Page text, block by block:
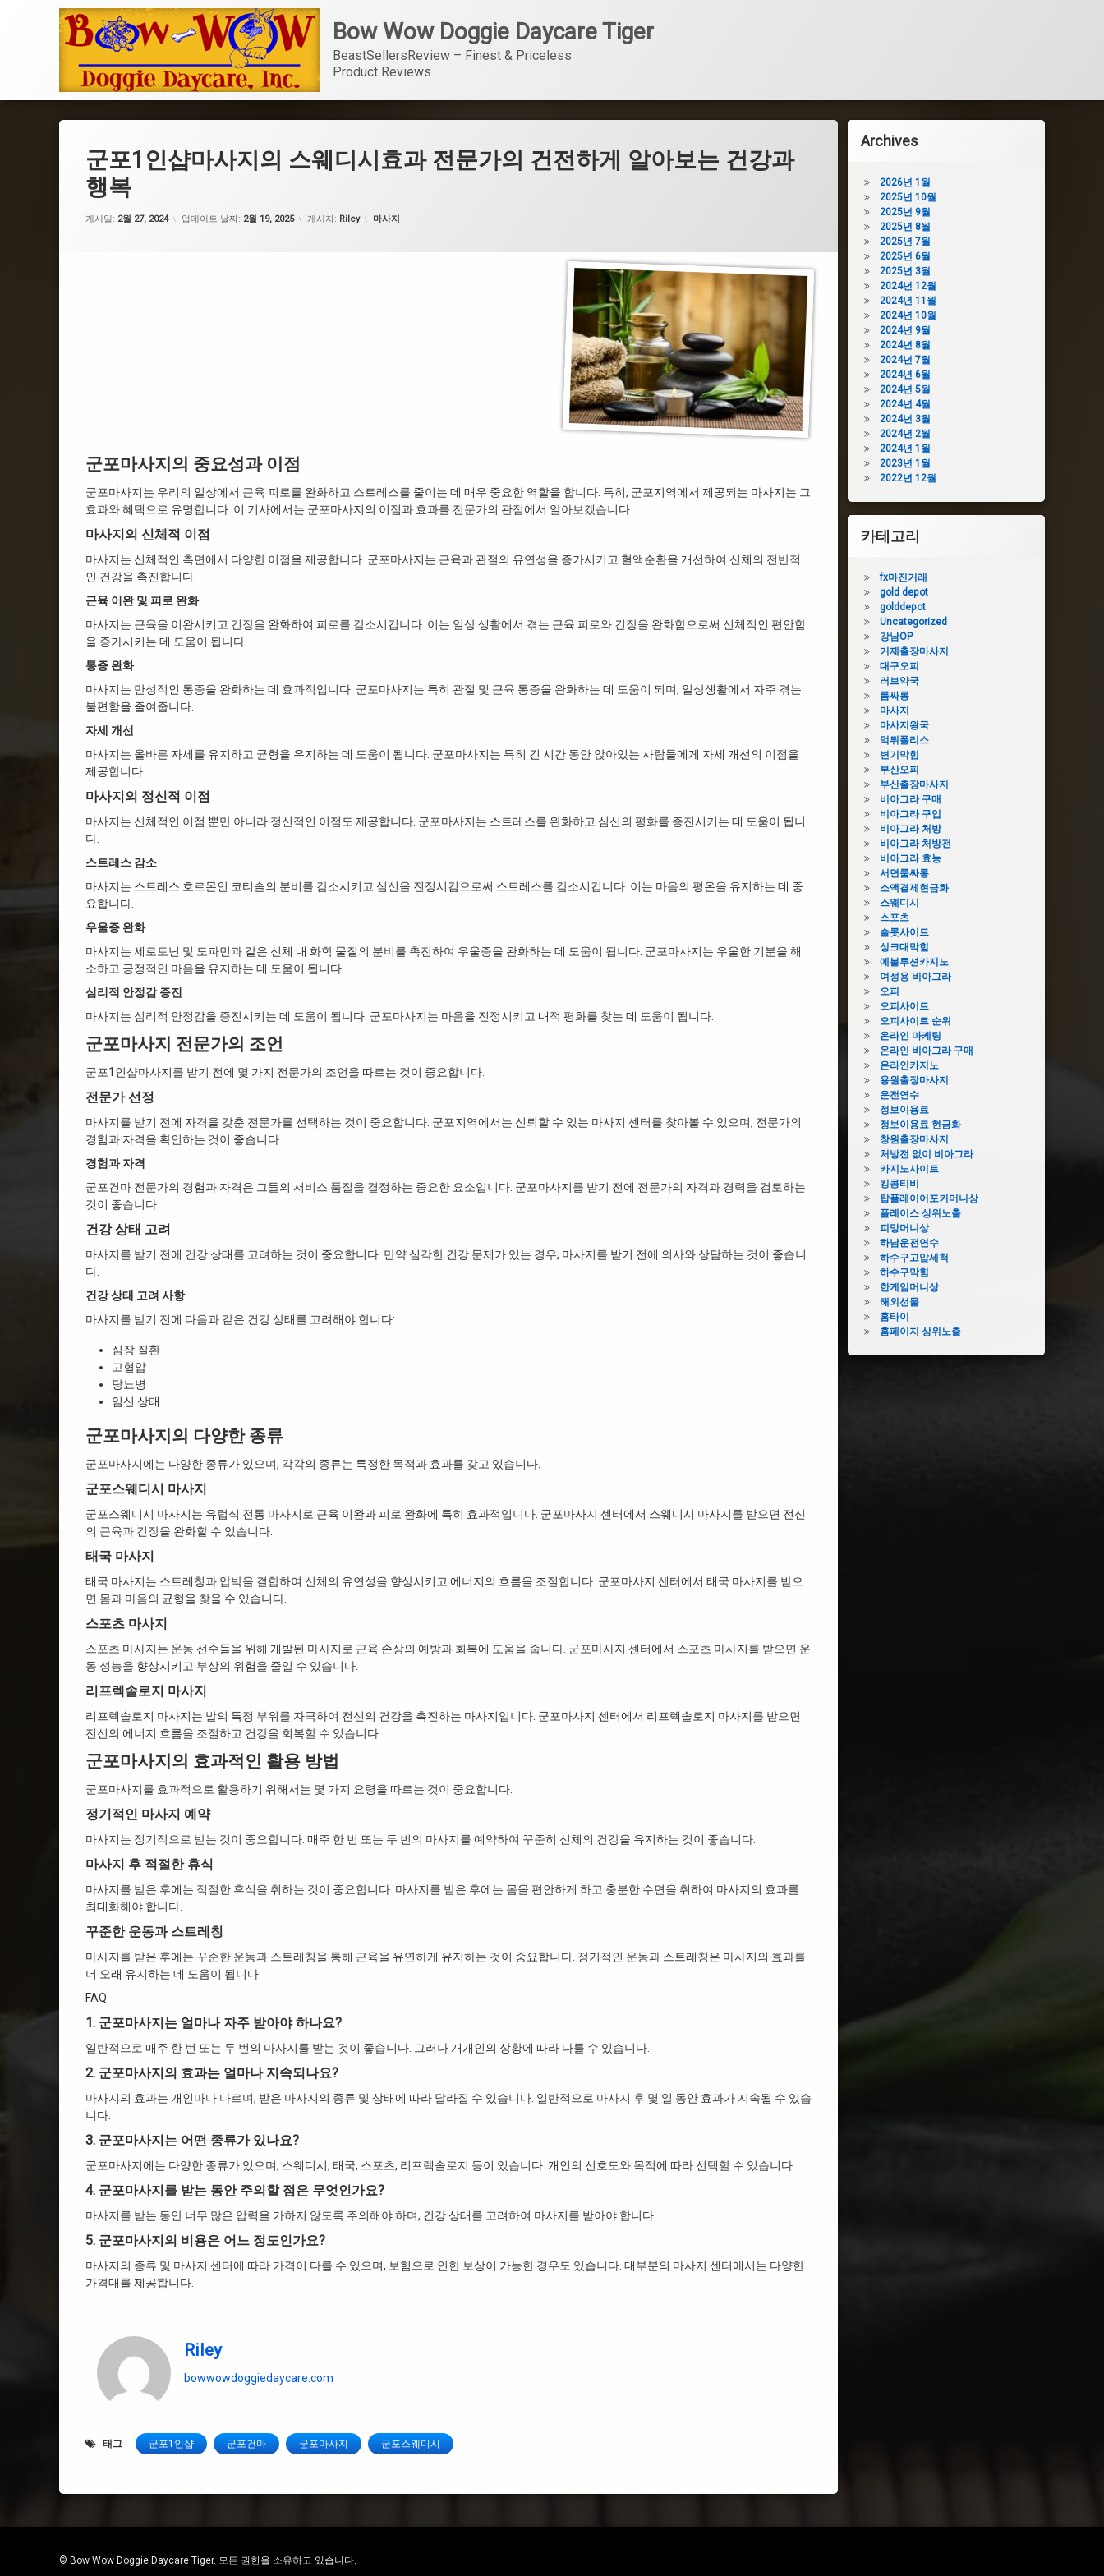
Bow Wow Doggie Daycare Tiger
BeastSellersReview – Finest & Priceless
Product Reviews
군포1인샵마사지의 스웨디시효과 전문가의 건전하게 알아보는 건강과
행복
게시일: 2월 27, 2024 업데이트 날짜: 2월 19, 2025 게시자: Riley 카테고리:
마사지
군포마사지의 중요성과 이점
군포마사지는 우리의 일상에서 근육 피로를 완화하고 스트레스를 줄이는 데 매우 중요한 역할을 합니다. 특히, 군포지역에서 제공되는 마사지는 그
효과와 혜택으로 유명합니다. 이 기사에서는 군포마사지의 이점과 효과를 전문가의 관점에서 알아보겠습니다.
마사지의 신체적 이점
마사지는 신체적인 측면에서 다양한 이점을 제공합니다. 군포마사지는 근육과 관절의 유연성을 증가시키고 혈액순환을 개선하여 신체의 전반적
인 건강을 촉진합니다.
근육 이완 및 피로 완화
마사지는 근육을 이완시키고 긴장을 완화하여 피로를 감소시킵니다. 이는 일상 생활에서 겪는 근육 피로와 긴장을 완화함으로써 신체적인 편안함
을 증가시키는 데 도움이 됩니다.
통증 완화
마사지는 만성적인 통증을 완화하는 데 효과적입니다. 군포마사지는 특히 관절 및 근육 통증을 완화하는 데 도움이 되며, 일상생활에서 자주 겪는
불편함을 줄여줍니다.
자세 개선
마사지는 올바른 자세를 유지하고 균형을 유지하는 데 도움이 됩니다. 군포마사지는 특히 긴 시간 동안 앉아있는 사람들에게 자세 개선의 이점을
제공합니다.
마사지의 정신적 이점
마사지는 신체적인 이점 뿐만 아니라 정신적인 이점도 제공합니다. 군포마사지는 스트레스를 완화하고 심신의 평화를 증진시키는 데 도움이 됩니
다.
스트레스 감소
마사지는 스트레스 호르몬인 코티솔의 분비를 감소시키고 심신을 진정시킴으로써 스트레스를 감소시킵니다. 이는 마음의 평온을 유지하는 데 중
요합니다.
우울증 완화
마사지는 세로토닌 및 도파민과 같은 신체 내 화학 물질의 분비를 촉진하여 우울증을 완화하는 데 도움이 됩니다. 군포마사지는 우울한 기분을 해
소하고 긍정적인 마음을 유지하는 데 도움이 됩니다.
심리적 안정감 증진
마사지는 심리적 안정감을 증진시키는 데 도움이 됩니다. 군포마사지는 마음을 진정시키고 내적 평화를 찾는 데 도움이 됩니다.
군포마사지 전문가의 조언
군포1인샵마사지를 받기 전에 몇 가지 전문가의 조언을 따르는 것이 중요합니다.
전문가 선정
마사지를 받기 전에 자격을 갖춘 전문가를 선택하는 것이 중요합니다. 군포지역에서는 신뢰할 수 있는 마사지 센터를 찾아볼 수 있으며, 전문가의
경험과 자격을 확인하는 것이 좋습니다.
경험과 자격
군포건마 전문가의 경험과 자격은 그들의 서비스 품질을 결정하는 중요한 요소입니다. 군포마사지를 받기 전에 전문가의 자격과 경력을 검토하는
것이 좋습니다.
건강 상태 고려
마사지를 받기 전에 건강 상태를 고려하는 것이 중요합니다. 만약 심각한 건강 문제가 있는 경우, 마사지를 받기 전에 의사와 상담하는 것이 좋습니
다.
건강 상태 고려 사항
마사지를 받기 전에 다음과 같은 건강 상태를 고려해야 합니다:
심장 질환
고혈압
당뇨병
임신 상태
군포마사지의 다양한 종류
군포마사지에는 다양한 종류가 있으며, 각각의 종류는 특정한 목적과 효과를 갖고 있습니다.
군포스웨디시 마사지
군포스웨디시 마사지는 유럽식 전통 마사지로 근육 이완과 피로 완화에 특히 효과적입니다. 군포마사지 센터에서 스웨디시 마사지를 받으면 전신
의 근육과 긴장을 완화할 수 있습니다.
태국 마사지
태국 마사지는 스트레칭과 압박을 결합하여 신체의 유연성을 향상시키고 에너지의 흐름을 조절합니다. 군포마사지 센터에서 태국 마사지를 받으
면 몸과 마음의 균형을 찾을 수 있습니다.
스포츠 마사지
스포츠 마사지는 운동 선수들을 위해 개발된 마사지로 근육 손상의 예방과 회복에 도움을 줍니다. 군포마사지 센터에서 스포츠 마사지를 받으면 운
동 성능을 향상시키고 부상의 위험을 줄일 수 있습니다.
리프렉솔로지 마사지
리프렉솔로지 마사지는 발의 특정 부위를 자극하여 전신의 건강을 촉진하는 마사지입니다. 군포마사지 센터에서 리프렉솔로지 마사지를 받으면
전신의 에너지 흐름을 조절하고 건강을 회복할 수 있습니다.
군포마사지의 효과적인 활용 방법
군포마사지를 효과적으로 활용하기 위해서는 몇 가지 요령을 따르는 것이 중요합니다.
정기적인 마사지 예약
마사지는 정기적으로 받는 것이 중요합니다. 매주 한 번 또는 두 번의 마사지를 예약하여 꾸준히 신체의 건강을 유지하는 것이 좋습니다.
마사지 후 적절한 휴식
마사지를 받은 후에는 적절한 휴식을 취하는 것이 중요합니다. 마사지를 받은 후에는 몸을 편안하게 하고 충분한 수면을 취하여 마사지의 효과를
최대화해야 합니다.
꾸준한 운동과 스트레칭
마사지를 받은 후에는 꾸준한 운동과 스트레칭을 통해 근육을 유연하게 유지하는 것이 중요합니다. 정기적인 운동과 스트레칭은 마사지의 효과를
더 오래 유지하는 데 도움이 됩니다.
FAQ
1. 군포마사지는 얼마나 자주 받아야 하나요?
일반적으로 매주 한 번 또는 두 번의 마사지를 받는 것이 좋습니다. 그러나 개개인의 상황에 따라 다를 수 있습니다.
2. 군포마사지의 효과는 얼마나 지속되나요?
마사지의 효과는 개인마다 다르며, 받은 마사지의 종류 및 상태에 따라 달라질 수 있습니다. 일반적으로 마사지 후 몇 일 동안 효과가 지속될 수 있습
니다.
3. 군포마사지는 어떤 종류가 있나요?
군포마사지에는 다양한 종류가 있으며, 스웨디시, 태국, 스포츠, 리프렉솔로지 등이 있습니다. 개인의 선호도와 목적에 따라 선택할 수 있습니다.
4. 군포마사지를 받는 동안 주의할 점은 무엇인가요?
마사지를 받는 동안 너무 많은 압력을 가하지 않도록 주의해야 하며, 건강 상태를 고려하여 마사지를 받아야 합니다.
5. 군포마사지의 비용은 어느 정도인가요?
마사지의 종류 및 마사지 센터에 따라 가격이 다를 수 있으며, 보험으로 인한 보상이 가능한 경우도 있습니다. 대부분의 마사지 센터에서는 다양한
가격대를 제공합니다.
Riley
bowwowdoggiedaycare.com
태그 군포1인샵 군포건마 군포마사지 군포스웨디시
Archives
2026년 1월
2025년 10월
2025년 9월
2025년 8월
2025년 7월
2025년 6월
2025년 3월
2024년 12월
2024년 11월
2024년 10월
2024년 9월
2024년 8월
2024년 7월
2024년 6월
2024년 5월
2024년 4월
2024년 3월
2024년 2월
2024년 1월
2023년 1월
2022년 12월
카테고리
fx마진거래
gold depot
golddepot
Uncategorized
강남OP
거제출장마사지
대구오피
러브약국
룸싸롱
마사지
마사지왕국
먹튀폴리스
변기막힘
부산오피
부산출장마사지
비아그라 구매
비아그라 구입
비아그라 처방
비아그라 처방전
비아그라 효능
서면룸싸롱
소액결제현금화
스웨디시
스포츠
슬롯사이트
싱크대막힘
에볼루션카지노
여성용 비아그라
오피
오피사이트
오피사이트 순위
온라인 마케팅
온라인 비아그라 구매
온라인카지노
용원출장마사지
운전연수
정보이용료
정보이용료 현금화
창원출장마사지
처방전 없이 비아그라
카지노사이트
킹콩티비
탑플레이어포커머니상
플레이스 상위노출
피망머니상
하남운전연수
하수구고압세척
하수구막힘
한게임머니상
해외선물
홈타이
홈페이지 상위노출
© Bow Wow Doggie Daycare Tiger. 모든 권한을 소유하고 있습니다.